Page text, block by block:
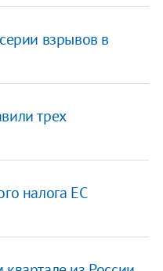
взрывов в
трех
налога ЕС